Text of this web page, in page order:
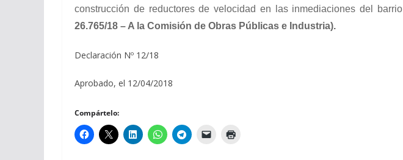
construcción de reductores de velocidad en las inmediaciones del
26.765/18 – A la Comisión de Obras Públicas e Industria).
Declaración Nº 12/18
Aprobado, el 12/04/2018
Compártelo: